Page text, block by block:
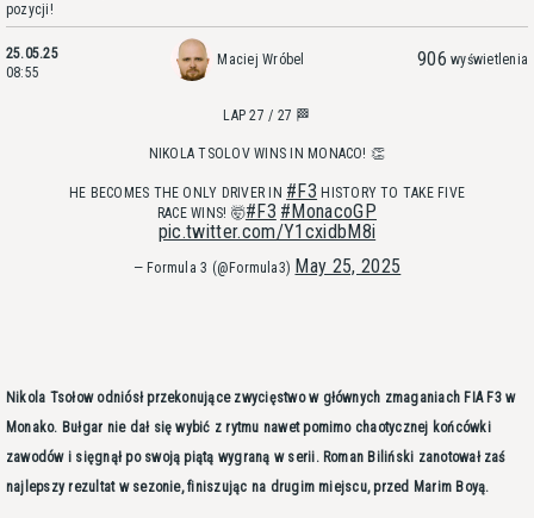
pozycji!
25.05.25
08:55
Maciej Wróbel 906 wyświetlenia
LAP 27 / 27 🏁
NIKOLA TSOLOV WINS IN MONACO! 👏
HE BECOMES THE ONLY DRIVER IN #F3 HISTORY TO TAKE FIVE
RACE WINS! 🤯#F3 #MonacoGP
pic.twitter.com/Y1cxidbM8i
— Formula 3 (@Formula3) May 25, 2025
Nikola Tsołow odniósł przekonujące zwycięstwo w głównych zmaganiach FIA F3 w
Monako. Bułgar nie dał się wybić z rytmu nawet pomimo chaotycznej końcówki
zawodów i sięgnął po swoją piątą wygraną w serii. Roman Biliński zanotował zaś
najlepszy rezultat w sezonie, finiszując na drugim miejscu, przed Marim Boyą.